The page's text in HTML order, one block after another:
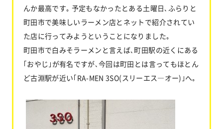
んか最高です｡ 予定もなかったとある土曜日､ふらりと
町田市で美味しいラーメン店とネットで紹介されてい
た店に行ってみようということになりました｡
町田市で白みそラーメンと言えば､町田駅の近くにある
｢おやじ｣が有名ですが､今回は町田とは言ってもほとん
ど古淵駅が近い｢RA-MEN 3SO(スリーエス―オー)｣へ｡